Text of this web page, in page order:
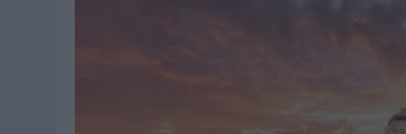
SIETE DE CADA DIEZ EMPRESAS ESPAÑOLAS NO
SYSTEM1 NOMBRA A KIMBERLY BASTONI COMO NUEVA